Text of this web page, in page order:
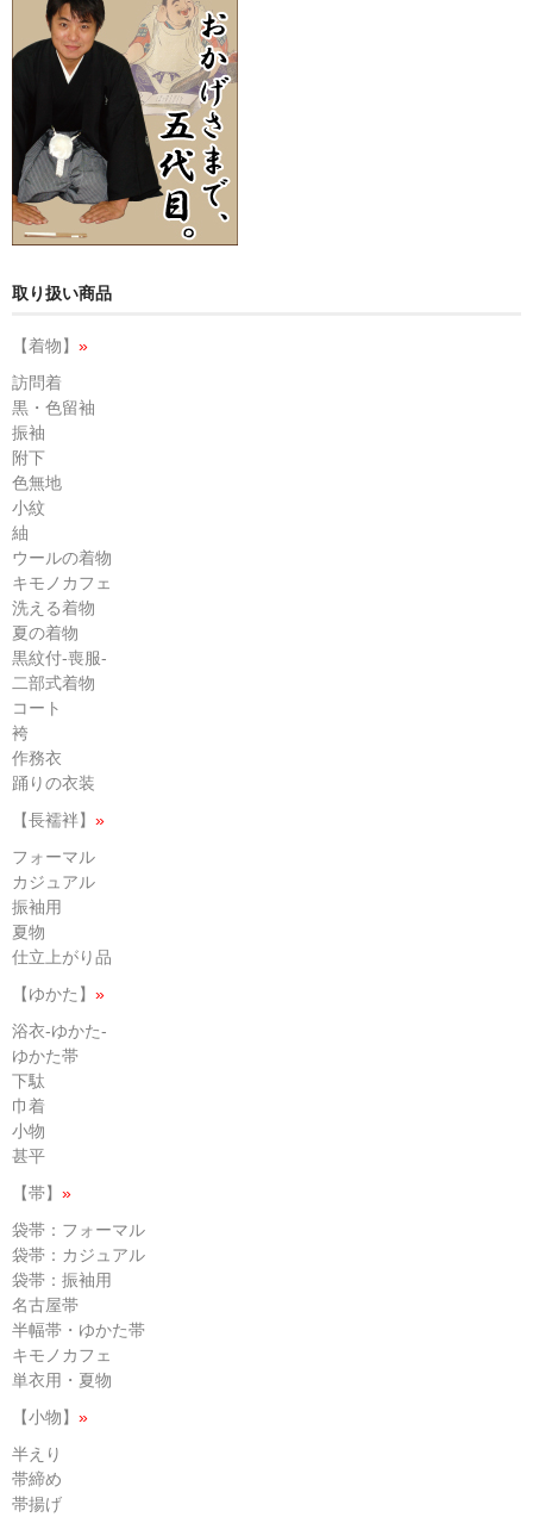
取り扱い商品
【着物】 »
訪問着
黒・色留袖
振袖
附下
色無地
小紋
紬
ウールの着物
キモノカフェ
洗える着物
夏の着物
黒紋付-喪服-
二部式着物
コート
袴
作務衣
踊りの衣装
【長襦袢】 »
フォーマル
カジュアル
振袖用
夏物
仕立上がり品
【ゆかた】 »
浴衣-ゆかた-
ゆかた帯
下駄
巾着
小物
甚平
【帯】 »
袋帯：フォーマル
袋帯：カジュアル
袋帯：振袖用
名古屋帯
半幅帯・ゆかた帯
キモノカフェ
単衣用・夏物
【小物】 »
半えり
帯締め
帯揚げ